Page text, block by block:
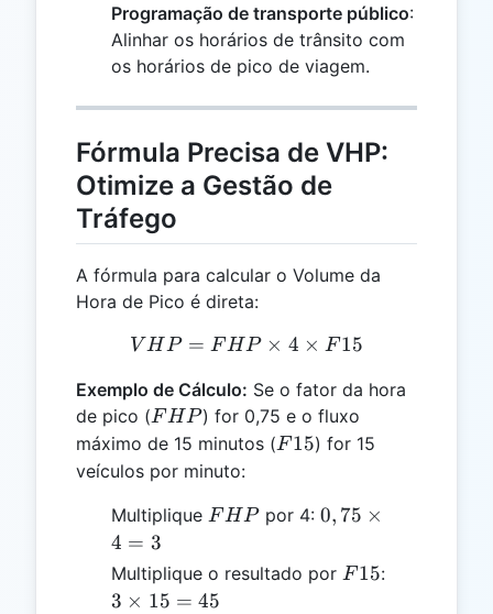
Programação de transporte público:
Alinhar os horários de trânsito com
os horários de pico de viagem.
Fórmula Precisa de VHP:
Otimize a Gestão de
Tráfego
A fórmula para calcular o Volume da
Hora de Pico é direta:
VHP = FHP \times 4
V HP = FHP × 4 × F 15
Exemplo de Cálculo: Se o fator da hora
de pico (FHP
F HP) for 0,75 e o fluxo
máximo de 15 minutos (F15
F 15) for 15
veículos por minuto:
Multiplique FHP
F HPpor 4: 0,75
4 = 3
0, 75 ×
4 = 3
Multiplique o resultado por F15
F 15:3
3 × 15 = 45